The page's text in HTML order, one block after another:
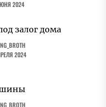
2024
залог дома
2024
шины